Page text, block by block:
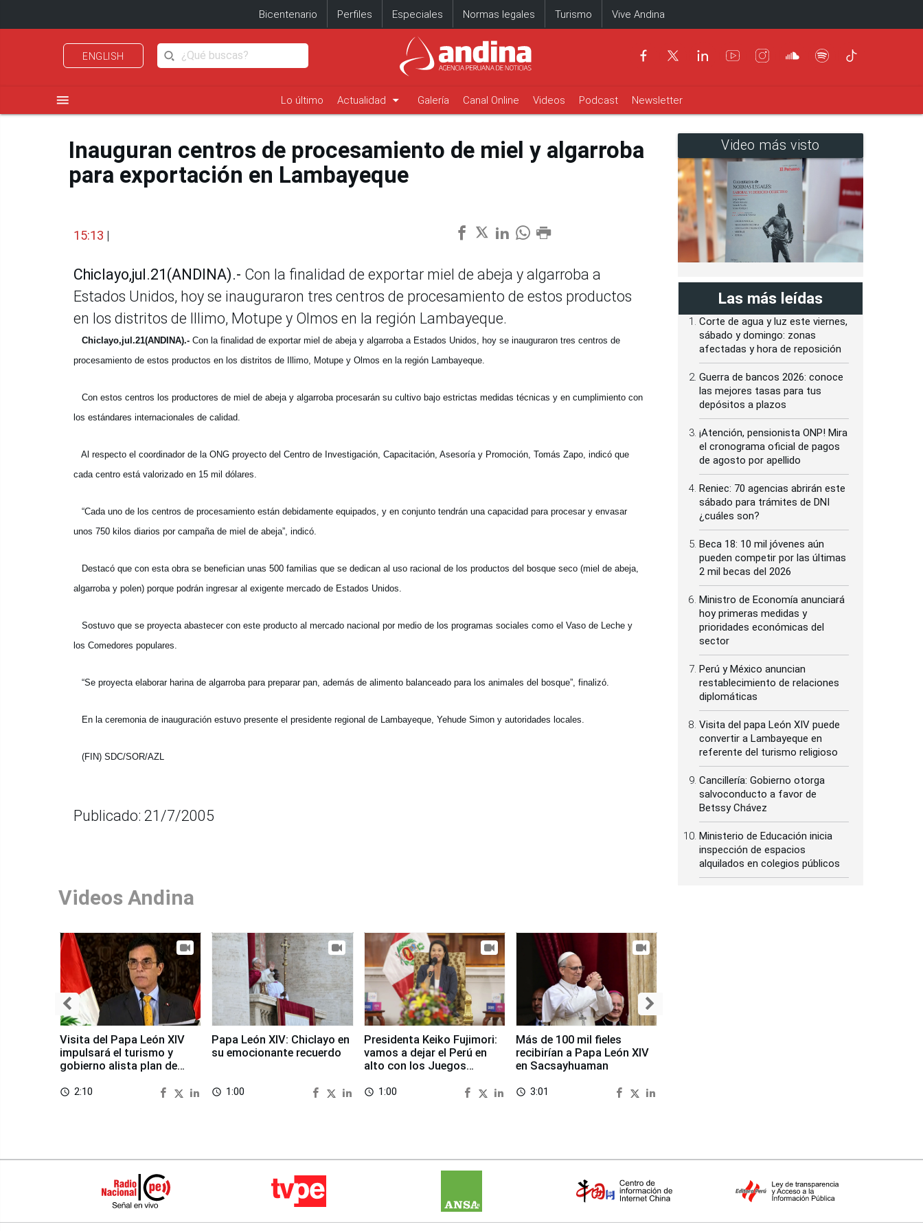
Bicentenario Perfiles Especiales Normas legales Turismo Vive Andina
ENGLISH
menu Lo último Actualidad arrow_drop_down Galería Canal Online Videos Podcast Newsletter
Inauguran centros de procesamiento de miel y algarroba
para exportación en Lambayeque
15:13 |
Chiclayo,jul.21(ANDINA).- Con la finalidad de exportar miel de abeja y algarroba a
Estados Unidos, hoy se inauguraron tres centros de procesamiento de estos productos
en los distritos de Illimo, Motupe y Olmos en la región Lambayeque.
Chiclayo,jul.21(ANDINA).- Con la finalidad de exportar miel de abeja y algarroba a Estados Unidos, hoy se inauguraron tres centros de
procesamiento de estos productos en los distritos de Illimo, Motupe y Olmos en la región Lambayeque.
Con estos centros los productores de miel de abeja y algarroba procesarán su cultivo bajo estrictas medidas técnicas y en cumplimiento con
los estándares internacionales de calidad.
Al respecto el coordinador de la ONG proyecto del Centro de Investigación, Capacitación, Asesoría y Promoción, Tomás Zapo, indicó que
cada centro está valorizado en 15 mil dólares.
“Cada uno de los centros de procesamiento están debidamente equipados, y en conjunto tendrán una capacidad para procesar y envasar
unos 750 kilos diarios por campaña de miel de abeja”, indicó.
Destacó que con esta obra se benefician unas 500 familias que se dedican al uso racional de los productos del bosque seco (miel de abeja,
algarroba y polen) porque podrán ingresar al exigente mercado de Estados Unidos.
Sostuvo que se proyecta abastecer con este producto al mercado nacional por medio de los programas sociales como el Vaso de Leche y
los Comedores populares.
“Se proyecta elaborar harina de algarroba para preparar pan, además de alimento balanceado para los animales del bosque”, finalizó.
En la ceremonia de inauguración estuvo presente el presidente regional de Lambayeque, Yehude Simon y autoridades locales.
(FIN) SDC/SOR/AZL
Publicado: 21/7/2005
Videos Andina
Visita del Papa León XIV
impulsará el turismo y
gobierno alista plan de
access_time 2:10
Papa León XIV: Chiclayo en
su emocionante recuerdo
access_time 1:00
Presidenta Keiko Fujimori:
vamos a dejar el Perú en
alto con los Juegos
access_time 1:00
Más de 100 mil fieles
recibirían a Papa León XIV
en Sacsayhuaman
access_time 3:01
Video más visto
Las más leídas
Corte de agua y luz este viernes,
sábado y domingo: zonas
afectadas y hora de reposición
Guerra de bancos 2026: conoce
las mejores tasas para tus
depósitos a plazos
¡Atención, pensionista ONP! Mira
el cronograma oficial de pagos
de agosto por apellido
Reniec: 70 agencias abrirán este
sábado para trámites de DNI
¿cuáles son?
Beca 18: 10 mil jóvenes aún
pueden competir por las últimas
2 mil becas del 2026
Ministro de Economía anunciará
hoy primeras medidas y
prioridades económicas del
sector
Perú y México anuncian
restablecimiento de relaciones
diplomáticas
Visita del papa León XIV puede
convertir a Lambayeque en
referente del turismo religioso
Cancillería: Gobierno otorga
salvoconducto a favor de
Betssy Chávez
Ministerio de Educación inicia
inspección de espacios
alquilados en colegios públicos